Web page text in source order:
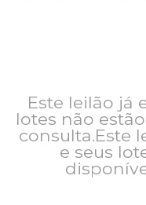
Este leilão já
lotes não
consulta.Este
e seus